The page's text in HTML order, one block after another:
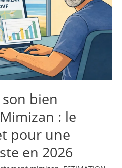
bien
: le
pour une
en 2026